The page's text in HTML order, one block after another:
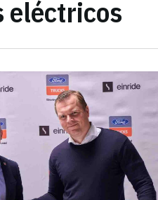
eléctricos